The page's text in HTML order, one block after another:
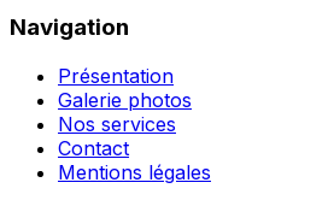
Navigation
Présentation
Galerie photos
Nos services
Contact
Mentions légales